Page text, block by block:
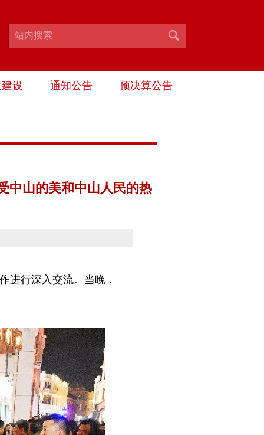
设 通知公告 预决算公告
中山的美和中山人民的热
进行深入交流。当晚，